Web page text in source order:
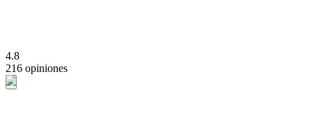
4.8
216 opiniones